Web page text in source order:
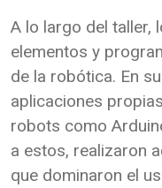
A lo largo del taller,
elementos y
de la robótica. En
aplicaciones
robots como
a estos, realizaron
que dominaron el